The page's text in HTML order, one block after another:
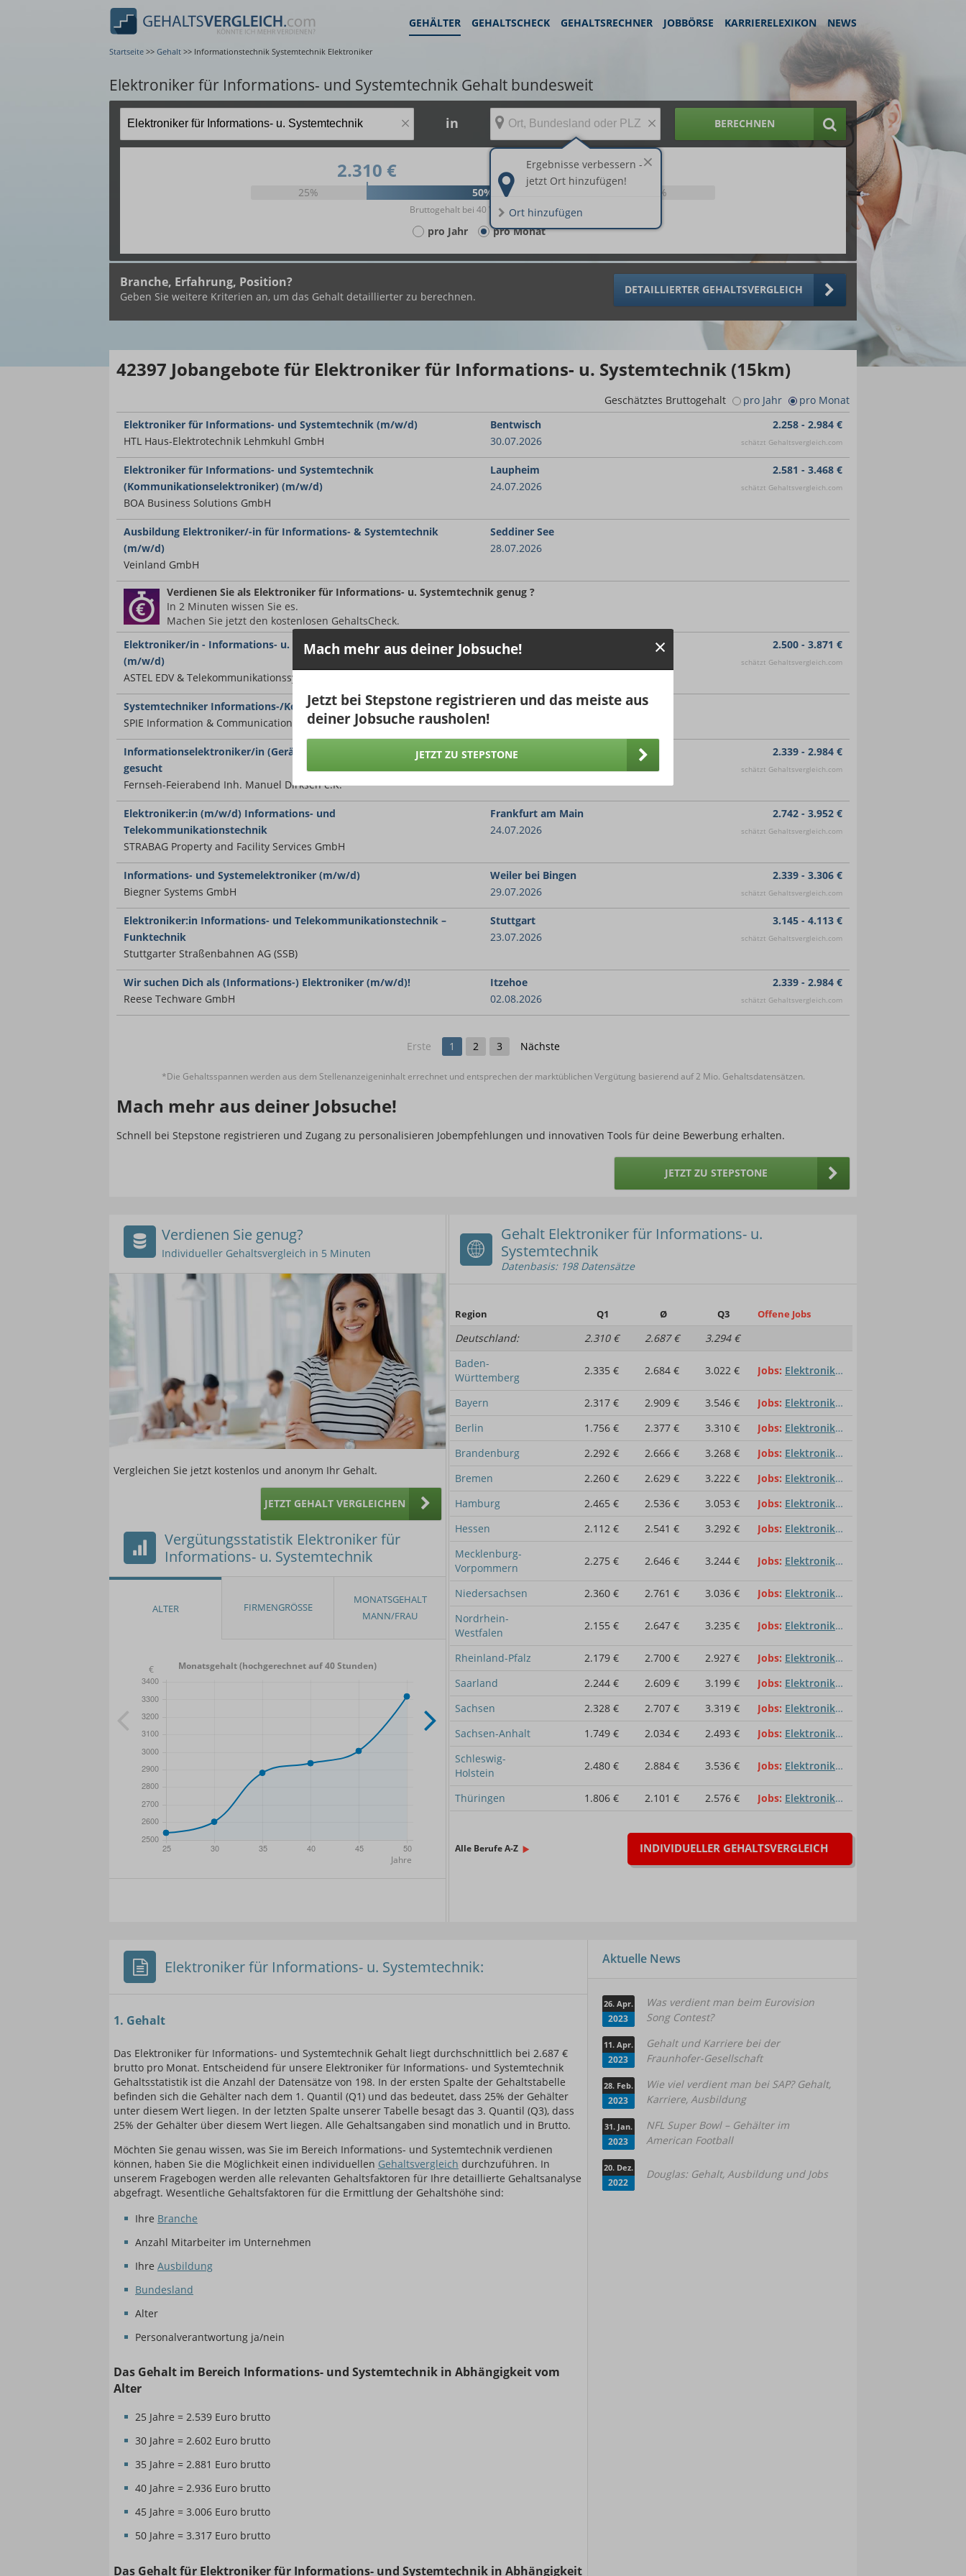
GEHÄLTER GEHALTSCHECK GEHALTSRECHNER JOBBÖRSE KARRIERELEXIKON NEWS
Startseite >> Gehalt >> Informationstechnik Systemtechnik Elektroniker
Elektroniker für Informations- und Systemtechnik Gehalt bundesweit
× in
Ergebnisse verbessern -
jetzt Ort hinzufügen!
Ort hinzufügen
× BERECHNEN
2.310 € 3.294 €
25% 50% 25%
Bruttogehalt bei 40 Wochenstunden.
pro Jahr pro Monat
Branche, Erfahrung, Position?
Geben Sie weitere Kriterien an, um das Gehalt detaillierter zu berechnen.
DETAILLIERTER GEHALTSVERGLEICH
42397 Jobangebotefür Elektroniker für Informations- u. Systemtechnik (15km)
Geschätztes Bruttogehalt pro Jahr
pro Monat
Elektroniker für Informations- und Systemtechnik (m/w/d)
HTL Haus-Elektrotechnik Lehmkuhl GmbH
Bentwisch
30.07.2026
2.258 - 2.984 €
schätzt Gehaltsvergleich.com
Elektroniker für Informations- und Systemtechnik
(Kommunikationselektroniker) (m/w/d)
BOA Business Solutions GmbH
Laupheim
24.07.2026
2.581 - 3.468 €
schätzt Gehaltsvergleich.com
Ausbildung Elektroniker/-in für Informations- & Systemtechnik
(m/w/d)
Veinland GmbH
Seddiner See
28.07.2026
Verdienen Sie als Elektroniker für Informations- u. Systemtechnik genug ?
In 2 Minuten wissen Sie es.
Machen Sie jetzt den kostenlosen GehaltsCheck.
Elektroniker/in - Informations- u. Telekommunikationstechnik
(m/w/d)
ASTEL EDV & Telekommunikationssysteme GmbH
Köln
2.500 - 3.871 €
schätzt Gehaltsvergleich.com
Systemtechniker Informations-/Kommunikationstechnik (m/w/d)
SPIE Information & Communication Services GmbH
Löbichau
Informationselektroniker/in (Geräte- u. Systemtechnik) in Salzhausen
gesucht
Fernseh-Feierabend Inh. Manuel Dirksen e.K.
Salzhausen Lüneburger Heide
02.08.2026
2.339 - 2.984 €
schätzt Gehaltsvergleich.com
Elektroniker:in (m/w/d) Informations- und
Telekommunikationstechnik
STRABAG Property and Facility Services GmbH
Frankfurt am Main
24.07.2026
2.742 - 3.952 €
schätzt Gehaltsvergleich.com
Informations- und Systemelektroniker (m/w/d)
Biegner Systems GmbH
Weiler bei Bingen
29.07.2026
2.339 - 3.306 €
schätzt Gehaltsvergleich.com
Elektroniker:in Informations- und Telekommunikationstechnik –
Funktechnik
Stuttgarter Straßenbahnen AG (SSB)
Stuttgart
23.07.2026
3.145 - 4.113 €
schätzt Gehaltsvergleich.com
Wir suchen Dich als (Informations-) Elektroniker (m/w/d)!
Reese Techware GmbH
Itzehoe
02.08.2026
2.339 - 2.984 €
schätzt Gehaltsvergleich.com
Erste 1 2 3 Nächste
*Die Gehaltsspannen werden aus dem Stellenanzeigeninhalt errechnet und entsprechen der marktüblichen Vergütung basierend auf 2 Mio. Gehaltsdatensätzen.
Mach mehr aus deiner Jobsuche!
Schnell bei Stepstone registrieren und Zugang zu personalisieren Jobempfehlungen und innovativen Tools für deine Bewerbung erhalten.
JETZT ZU STEPSTONE
Mach mehr aus deiner Jobsuche!
Jetzt bei Stepstone registrieren und das meiste aus
deiner Jobsuche rausholen!
JETZT ZU STEPSTONE
Gehalt Elektroniker für Informations- u.
Systemtechnik
Datenbasis: 198 Datensätze
Region Q1 Ø Q3 Offene Jobs
Deutschland: 2.310 € 2.687 €
3.294 €
Baden-
Württemberg
2.335 € 2.684 € 3.022 € Jobs Elektroniker für Informations- u. Systemtechnik
Bayern 2.317 € 2.909 € 3.546 € Jobs Elektroniker für Informations- u. Systemtechnik
Berlin
1.756 € 2.377 € 3.310 € Jobs Elektroniker für Informations- u. Systemtechnik
Brandenburg
2.292 € 2.666 € 3.268 € Jobs Elektroniker für Informations- u. Systemtechnik
Bremen
2.260 € 2.629 € 3.222 € Jobs Elektroniker für Informations- u. Systemtechnik
Hamburg
2.465 € 2.536 € 3.053 € Jobs Elektroniker für Informations- u. Systemtechnik
Hessen
2.112 € 2.541 € 3.292 € Jobs Elektroniker für Informations- u. Systemtechnik
Mecklenburg-
Vorpommern
2.275 € 2.646 € 3.244 € Jobs Elektroniker für Informations- u. Systemtechnik
Niedersachsen 2.360 € 2.761 € 3.036 € Jobs Elektroniker für Informations- u. Systemtechnik
Nordrhein-
Westfalen
2.155 € 2.647 € 3.235 € Jobs Elektroniker für Informations- u. Systemtechnik
Rheinland-Pfalz 2.179 € 2.700 € 2.927 € Jobs Elektroniker für Informations- u. Systemtechnik
Saarland
2.244 € 2.609 € 3.199 € Jobs Elektroniker für Informations- u. Systemtechnik
Sachsen
2.328 € 2.707 € 3.319 € Jobs Elektroniker für Informations- u. Systemtechnik
Sachsen-Anhalt
1.749 € 2.034 € 2.493 € Jobs Elektroniker für Informations- u. Systemtechnik
Schleswig-
Holstein
2.480 € 2.884 € 3.536 € Jobs Elektroniker für Informations- u. Systemtechnik
Thüringen 1.806 € 2.101 € 2.576 € Jobs Elektroniker für Informations- u. Systemtechnik
Alle Berufe A-Z INDIVIDUELLER GEHALTSVERGLEICH
Verdienen Sie genug?
Individueller Gehaltsvergleich in 5 Minuten
Vergleichen Sie jetzt kostenlos und anonym Ihr Gehalt.
JETZT GEHALT VERGLEICHEN
Vergütungsstatistik Elektroniker für
Informations- u. Systemtechnik
Monatsgehalt (hochgerechnet auf 40 Stunden)
Elektroniker für Informations- u. Systemtechnik:
1. Gehalt
Das Elektroniker für Informations- und Systemtechnik Gehalt liegt durchschnittlich bei 2.687 €
brutto pro Monat. Entscheidend für unsere Elektroniker für Informations- und Systemtechnik
Gehaltsstatistik ist die Anzahl der Datensätze von 198. In der ersten Spalte der Gehaltstabelle
befinden sich die Gehälter nach dem 1. Quantil (Q1) und das bedeutet, dass 25% der Gehälter
unter diesem Wert liegen. In der letzten Spalte unserer Tabelle besagt das 3. Quantil (Q3), dass
25% der Gehälter über diesem Wert liegen. Alle Gehaltsangaben sind monatlich und in Brutto.
Möchten Sie genau wissen, was Sie im Bereich Informations- und Systemtechnik verdienen
können, haben Sie die Möglichkeit einen individuellen Gehaltsvergleich durchzuführen. In
unserem Fragebogen werden alle relevanten Gehaltsfaktoren für Ihre detaillierte Gehaltsanalyse
abgefragt. Wesentliche Gehaltsfaktoren für die Ermittlung der Gehaltshöhe sind:
Ihre Branche
Anzahl Mitarbeiter im Unternehmen
Ihre Ausbildung
Bundesland
Alter
Personalverantwortung ja/nein
Das Gehalt im Bereich Informations- und Systemtechnik in Abhängigkeit vom
Alter
25 Jahre = 2.539 Euro brutto
30 Jahre = 2.602 Euro brutto
35 Jahre = 2.881 Euro brutto
40 Jahre = 2.936 Euro brutto
45 Jahre = 3.006 Euro brutto
50 Jahre = 3.317 Euro brutto
Das Gehalt für Elektroniker für Informations- und Systemtechnik in Abhängigkeit
Aktuelle News
26. Apr.
2023
Was verdient man beim Eurovision
Song Contest?
11. Apr.
2023
Gehalt und Karriere bei der
Fraunhofer-Gesellschaft
28. Feb.
2023
Wie viel verdient man bei SAP? Gehalt,
Karriere, Ausbildung
31. Jan.
2023
NFL Super Bowl – Gehälter im
American Football
20. Dez.
2022
Douglas: Gehalt, Ausbildung und Jobs